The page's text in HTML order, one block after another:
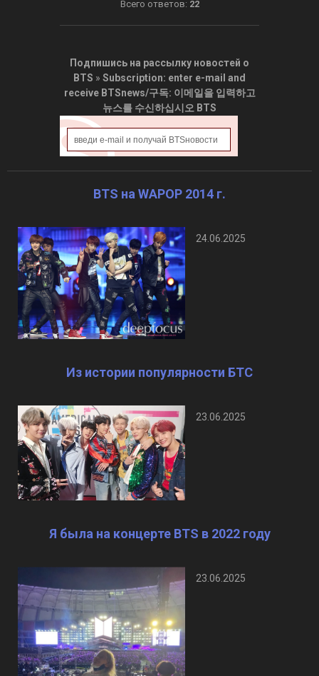
Всего ответов: 22
Подпишись на рассылку новостей о
BTS » Subscription: enter e-mail and
receive BTSnews/구독: 이메일을 입력하고
뉴스를 수신하십시오 BTS
BTS на WAPOP 2014 г.
24.06.2025
Из истории популярности БТС
23.06.2025
Я была на концерте BTS в 2022 году
23.06.2025